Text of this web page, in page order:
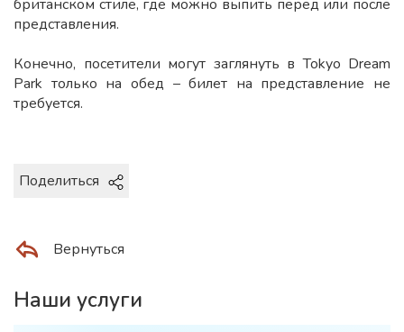
британском стиле, где можно выпить перед или после
представления.
Конечно, посетители могут заглянуть в Tokyo Dream
Park только на обед – билет на представление не
требуется.
Поделиться
Вернуться
Наши услуги